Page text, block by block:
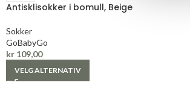
Antisklisokker i bomull, Beige
Sokker
GoBabyGo
kr 109,00
VELG ALTERNATIV